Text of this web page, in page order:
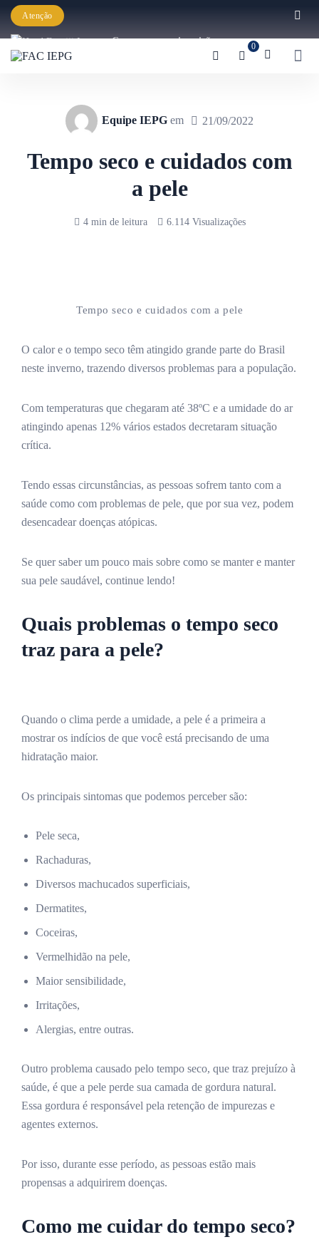
Atenção
Começaram as inscrições para a
Graduação IEPG 2026!
0
Equipe IEPG em 21/09/2022
Tempo seco e cuidados com
a pele
4 min de leitura 6.114 Visualizações
Tempo seco e cuidados com a pele
O calor e o tempo seco têm atingido grande parte do Brasil
neste inverno, trazendo diversos problemas para a população.
Com temperaturas que chegaram até 38ºC e a umidade do ar
atingindo apenas 12% vários estados decretaram situação
crítica.
Tendo essas circunstâncias, as pessoas sofrem tanto com a
saúde como com problemas de pele, que por sua vez, podem
desencadear doenças atópicas.
Se quer saber um pouco mais sobre como se manter e manter
sua pele saudável, continue lendo!
Quais problemas o tempo seco
traz para a pele?
Quando o clima perde a umidade, a pele é a primeira a
mostrar os indícios de que você está precisando de uma
hidratação maior.
Os principais sintomas que podemos perceber são:
Pele seca,
Rachaduras,
Diversos machucados superficiais,
Dermatites,
Coceiras,
Vermelhidão na pele,
Maior sensibilidade,
Irritações,
Alergias, entre outras.
Outro problema causado pelo tempo seco, que traz prejuízo à
saúde, é que a pele perde sua camada de gordura natural.
Essa gordura é responsável pela retenção de impurezas e
agentes externos.
Por isso, durante esse período, as pessoas estão mais
propensas a adquirirem doenças.
Como me cuidar do tempo seco?